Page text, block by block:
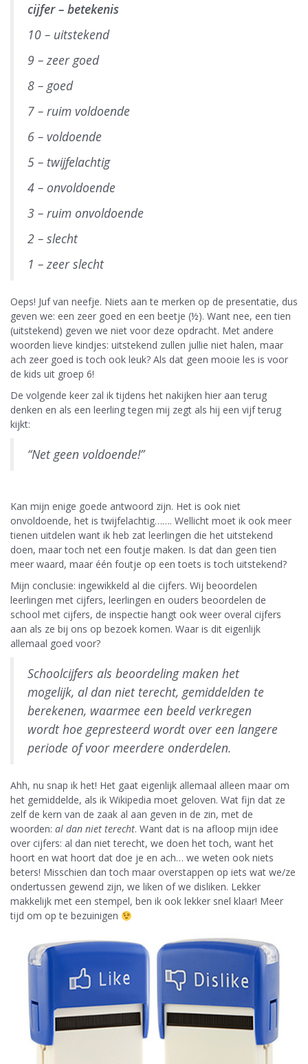
cijfer – betekenis
10 – uitstekend
9 – zeer goed
8 – goed
7 – ruim voldoende
6 – voldoende
5 – twijfelachtig
4 – onvoldoende
3 – ruim onvoldoende
2 – slecht
1 – zeer slecht
Oeps! Juf van neefje. Niets aan te merken op de presentatie, dus
geven we: een zeer goed en een beetje (½). Want nee, een tien
(uitstekend) geven we niet voor deze opdracht. Met andere
woorden lieve kindjes: uitstekend zullen jullie niet halen, maar
ach zeer goed is toch ook leuk? Als dat geen mooie les is voor
de kids uit groep 6!
De volgende keer zal ik tijdens het nakijken hier aan terug
denken en als een leerling tegen mij zegt als hij een vijf terug
kijkt:
“Net geen voldoende!”
Kan mijn enige goede antwoord zijn. Het is ook niet
onvoldoende, het is twijfelachtig……. Wellicht moet ik ook meer
tienen uitdelen want ik heb zat leerlingen die het uitstekend
doen, maar toch net een foutje maken. Is dat dan geen tien
meer waard, maar één foutje op een toets is toch uitstekend?
Mijn conclusie: ingewikkeld al die cijfers. Wij beoordelen
leerlingen met cijfers, leerlingen en ouders beoordelen de
school met cijfers, de inspectie hangt ook weer overal cijfers
aan als ze bij ons op bezoek komen. Waar is dit eigenlijk
allemaal goed voor?
Schoolcijfers als beoordeling maken het
mogelijk, al dan niet terecht, gemiddelden te
berekenen, waarmee een beeld verkregen
wordt hoe gepresteerd wordt over een langere
periode of voor meerdere onderdelen.
Ahh, nu snap ik het! Het gaat eigenlijk allemaal alleen maar om
het gemiddelde, als ik Wikipedia moet geloven. Wat fijn dat ze
zelf de kern van de zaak al aan geven in de zin, met de
woorden: al dan niet terecht. Want dat is na afloop mijn idee
over cijfers: al dan niet terecht, we doen het toch, want het
hoort en wat hoort dat doe je en ach… we weten ook niets
beters! Misschien dan toch maar overstappen op iets wat we/ze
ondertussen gewend zijn, we liken of we disliken. Lekker
makkelijk met een stempel, ben ik ook lekker snel klaar! Meer
tijd om op te bezuinigen